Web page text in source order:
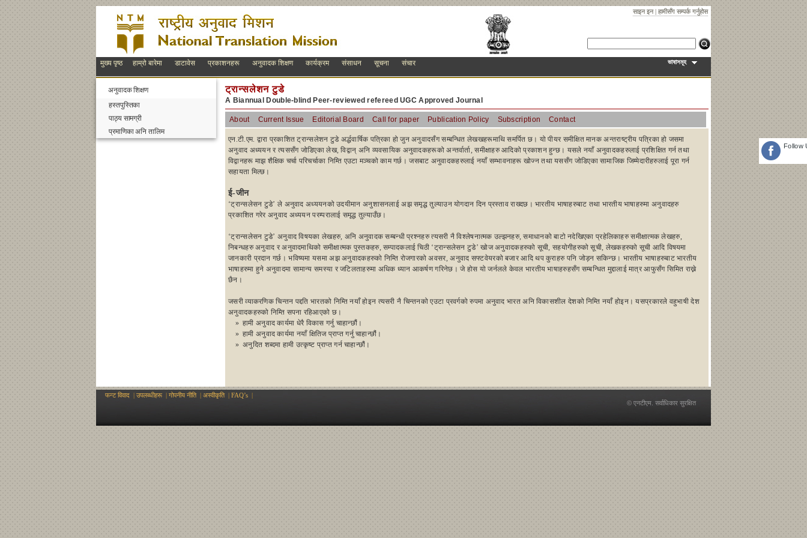
साइन इन| हामीसँग सम्पर्क गर्नुहोस
मुख्य पृष्ठ हाम्रो बारेमा डाटावेस प्रकाशनहरू अनुवादक शिक्षण कार्यक्रम संसाधन सूचना संचार ভাষাসমূহ
अनुवादक शिक्षण
हस्तपुस्तिका
पाठ्य सामग्री
प्रमाणिका अनि तालिम
ट्रान्सलेशन टुडे
A Biannual Double-blind Peer-reviewed refereed UGC Approved Journal
About Current Issue Editorial Board Call for paper Publication Policy Subscription Contact
Follow
एन.टी.एम. द्वारा प्रकाशित ट्रान्सलेशन टुडे अर्द्धवार्षिक पत्रिका हो जुन अनुवादसँग सम्बन्धित लेखखहरूमाथि समर्पित छ। यो पीयर समीक्षित मानक अन्तराष्ट्रीय पत्रिका हो जसमा
अनुवाद अध्ययन र त्यससँग जोडिएका लेख, विद्वान् अनि व्यवसायिक अनुवादकहरूको अन्तर्वार्ता, समीक्षाहरु आदिको प्रकाशन हुन्छ। यसले नयाँ अनुवादकहरुलाई प्रशिक्षित गर्न तथा
विद्वानहरू माझ शैक्षिक चर्चा परिचर्चाका निम्ति एउटा मञ्चको काम गर्छ। जसबाट अनुवादकहरुलाई नयाँ सम्भावनाहरू खोज्न तथा यससँग जोडिएका सामाजिक जिम्मेदारीहरुलाई पूरा गर्न
सहायता मिल्छ।
ई-जीन
‘ट्रान्सलेसन टुडे’ ले अनुवाद अध्ययनको उदयीमान अनुशासनलाई अझ समृद्ध तुल्याउन योगदान दिन प्रस्ताव राख्दछ। भारतीय भाषाहरुबाट तथा भारतीय भाषाहरुमा अनुवादहरु
प्रकाशित गरेर अनुवाद अध्ययन परम्परालाई समृद्ध तुल्याउँछ।
‘ट्रान्सलेसन टुडे’ अनुवाद विषयका लेखहरु, अनि अनुवादक सम्बन्धी प्रश्नहरु त्यसरी नै विश्लेषनात्मक उल्झनहरु, समाधानको बाटो नदेखिएका प्रहेलिकाहरु समीक्षात्मक लेखहरु,
निबन्धहरु अनुवाद र अनुवादमाथिको समीक्षात्मक पुस्तकहरु, सम्पादकलाई चिठी ‘ट्रान्सलेसन टुडे’ खोज अनुवादकहरुको सूची, सहयोगीहरुको सूची, लेखकहरुको सूची आदि विषयमा
जानकारी प्रदान गर्छ। भविष्यमा यसमा अझ अनुवादकहरुको निम्ति रोजगारको अवसर, अनुवाद सफ्टवेयरको बजार आदि थप कुराहरु पनि जोड़न सकिन्छ। भारतीय भाषाहरुबाट भारतीय
भाषाहरुमा हुने अनुवादमा सामान्य समस्या र जटिलताहरुमा अधिक ध्यान आकर्षण गरिनेछ। जे होस यो जर्नलले केवल भारतीय भाषाहरुहसँग सम्बन्धित मुद्दालाई मात्र आफुसँग सिमित राख्ने
छैन।
जसरी व्याकरणिक चिन्तन पद्दति भारतको निम्ति नयाँ होइन त्यसरी नै चिन्तनको एउटा प्रवर्गको रुपमा अनुवाद भारत अनि विकासशील देशको निम्ति नयाँ होइन। यसप्रकारले वहुभाषी देश
अनुवादकहरुको निम्ति सपना रहिआएको छ।
» हामी अनुवाद कार्यमा धेरै विकास गर्नु चाहान्छौं।
» हामी अनुवाद कार्यमा नयाँ क्षितिज प्राप्त गर्नु चाहान्छौं।
» अनुदित शब्दमा हामी उत्कृष्ट प्राप्त गर्न चाहान्छौं।
फन्ट विवाद | उपलब्धीहरू | गोपनीय नीति| अस्वीकृति| FAQ’s |
© एनटीएम. सर्वाधिकार सुरक्षित